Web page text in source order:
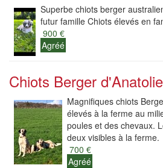
Superbe chiots berger
futur famille Chiots élevés en
900 €
Agréé
Chiots Berger d'Anatolie
Magnifiques chiots
élevés à la ferme au
poules et des chevaux.
deux visibles à la ferme.
700 €
Agréé